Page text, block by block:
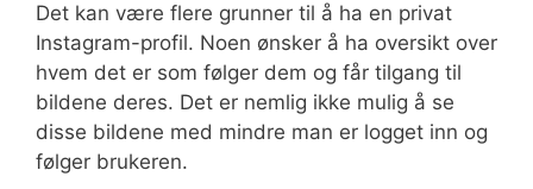
Det kan være flere grunner til å ha en privat
Instagram-profil. Noen ønsker å ha oversikt over
hvem det er som følger dem og får tilgang til
bildene deres. Det er nemlig ikke mulig å se
disse bildene med mindre man er logget inn og
følger brukeren.